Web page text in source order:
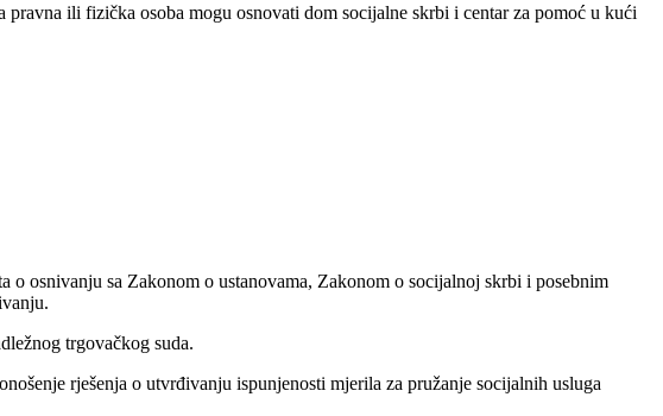
ili fizička osoba mogu osnovati dom socijalne skrbi i centar za pomoć u kući
o osnivanju sa Zakonom o ustanovama, Zakonom o socijalnoj skrbi i posebnim
trgovačkog suda.
rješenja o utvrđivanju ispunjenosti mjerila za pružanje socijalnih usluga